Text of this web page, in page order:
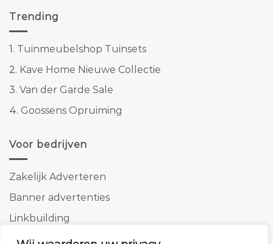
Trending
1. Tuinmeubelshop Tuinsets
2. Kave Home Nieuwe Collectie
3. Van der Garde Sale
4. Goossens Opruiming
Voor bedrijven
Zakelijk Adverteren
Banner advertenties
Linkbuilding
SEO copywriting